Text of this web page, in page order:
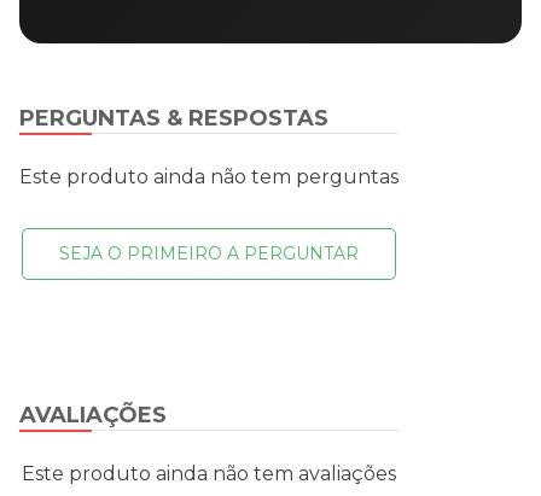
AVALIAÇÕES
Este produto ainda não tem avaliações
PERGUNTAS & RESPOSTAS
Este produto ainda não tem perguntas
SEJA O PRIMEIRO A PERGUNTAR